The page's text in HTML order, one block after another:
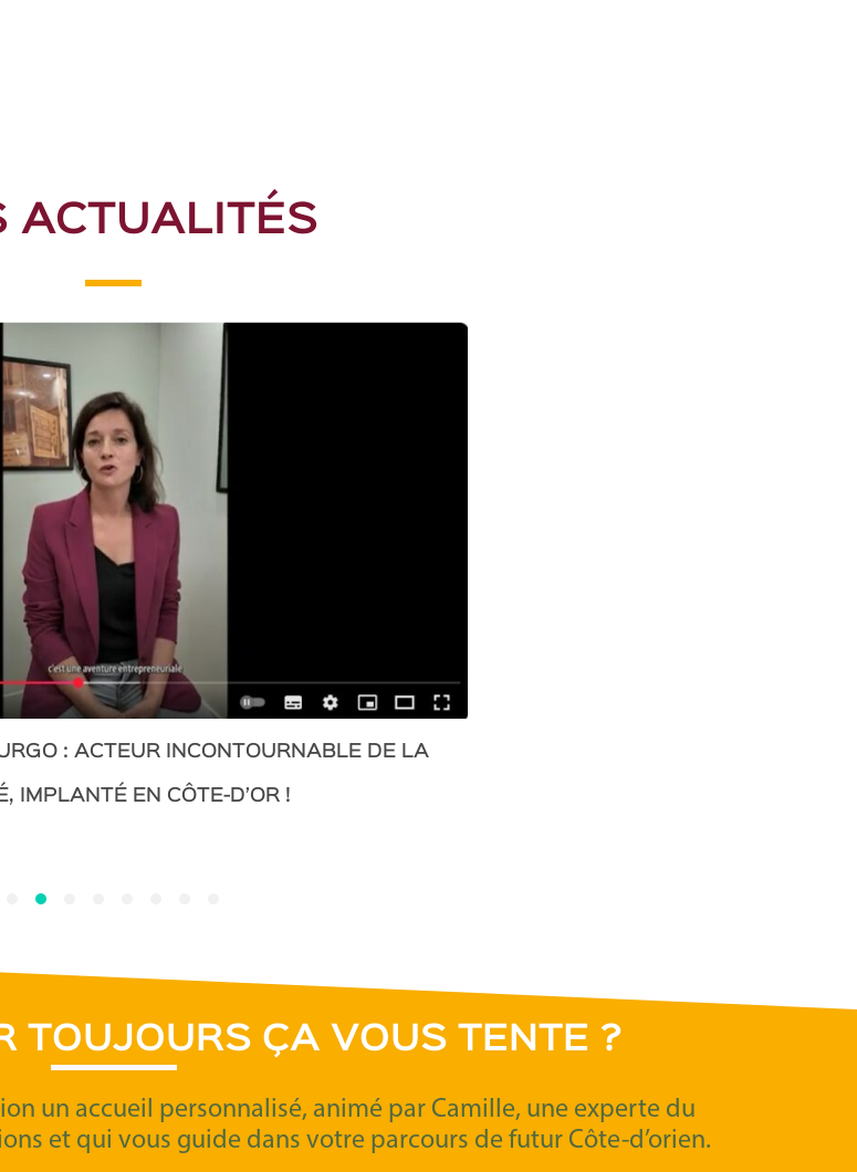
ACTUALITÉS
: ACTEUR INCONTOURNABLE DE LA
IMPLANTÉ EN CÔTE-D’OR !
TOUJOURS ÇA VOUS TENTE ?
un accueil personnalisé, animé par Camille, une experte du
et qui vous guide dans votre parcours de futur Côte-d’orien.